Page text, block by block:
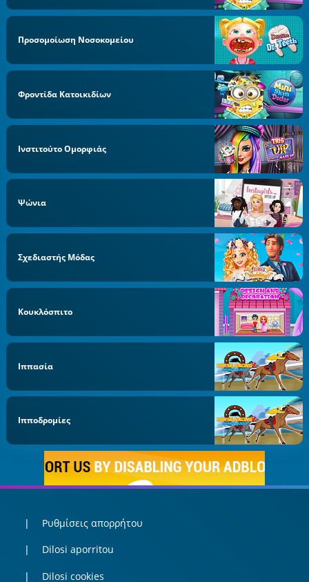
Προσομοίωση Νοσοκομείου
Φροντίδα Κατοικιδίων
Ινστιτούτο Ομορφιάς
Ψώνια
Σχεδιαστής Μόδας
Κουκλόσπιτο
Ιππασία
Ιπποδρομίες
Ρυθμίσεις απορρήτου
Dilosi aporritou
Dilosi cookies